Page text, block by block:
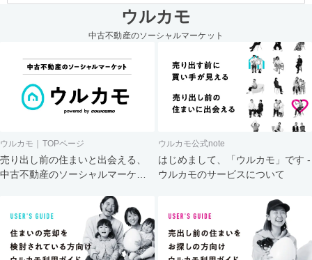
ウルカモ
中古不動産のソーシャルマーケット
ウルカモ｜TOPページ
売り出し前の住まいと出会える、
中古不動産のソーシャルマーケッ
ウルカモ公式note
はじめまして、「ウルカモ」です -
ウルカモのサービスについて